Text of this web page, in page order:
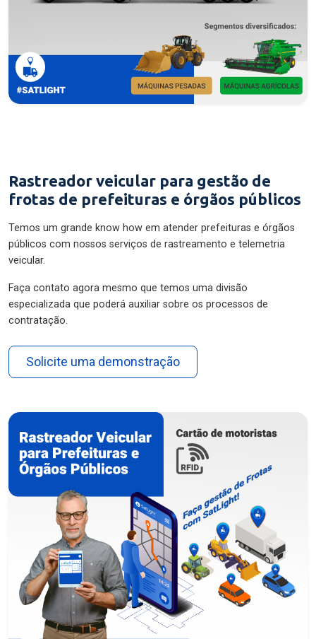
Rastreador veicular para gestão de
frotas de prefeituras e órgãos públicos
Temos um grande know how em atender prefeituras e órgãos
públicos com nossos serviços de rastreamento e telemetria
veicular.
Faça contato agora mesmo que temos uma divisão
especializada que poderá auxiliar sobre os processos de
contratação.
Solicite uma demonstração